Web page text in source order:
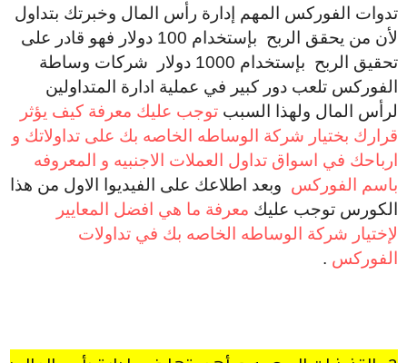
تدوات الفوركس المهم إدارة رأس المال وخبرتك بتداول
لأن من يحقق الربح بإستخدام 100 دولار فهو قادر على
تحقيق الربح بإستخدام 1000 دولار شركات وساطة
الفوركس تلعب دور كبير في عملية ادارة المتداولين
لرأس المال ولهذا السبب توجب عليك معرفة كيف يؤثر
قرارك بختيار شركة الوساطه الخاصه بك على تداولاتك و
ارباحك في اسواق تداول العملات الاجنبيه و المعروفه
باسم الفوركس وبعد اطلاعك على الفيديوا الاول من هذا
الكورس توجب عليك معرفة ما هي افضل المعايير
لإختيار شركة الوساطه الخاصه بك في تداولات
الفوركس .